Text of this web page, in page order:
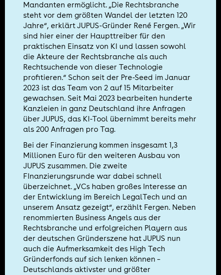
Mandanten ermöglicht. „Die Rechtsbranche
steht vor dem größten Wandel der letzten 120
Jahre“, erklärt JUPUS-Gründer René Fergen. „Wir
sind hier einer der Haupttreiber für den
praktischen Einsatz von KI und lassen sowohl
die Akteure der Rechtsbranche als auch
Rechtsuchende von dieser Technologie
profitieren.“ Schon seit der Pre-Seed im Januar
2023 ist das Team von 2 auf 15 Mitarbeiter
gewachsen. Seit Mai 2023 bearbeiten hunderte
Kanzleien in ganz Deutschland ihre Anfragen
über JUPUS, das KI-Tool übernimmt bereits mehr
als 200 Anfragen pro Tag.
Bei der Finanzierung kommen insgesamt 1,3
Millionen Euro für den weiteren Ausbau von
JUPUS zusammen. Die zweite
FInanzierungsrunde war dabei schnell
überzeichnet. „VCs haben großes Interesse an
der Entwicklung im Bereich LegalTech und an
unserem Ansatz gezeigt“, erzählt Fergen. Neben
renommierten Business Angels aus der
Rechtsbranche und erfolgreichen Playern aus
der deutschen Gründerszene hat JUPUS nun
auch die Aufmerksamkeit des High Tech
Gründerfonds auf sich lenken können –
Deutschlands aktivster und größter